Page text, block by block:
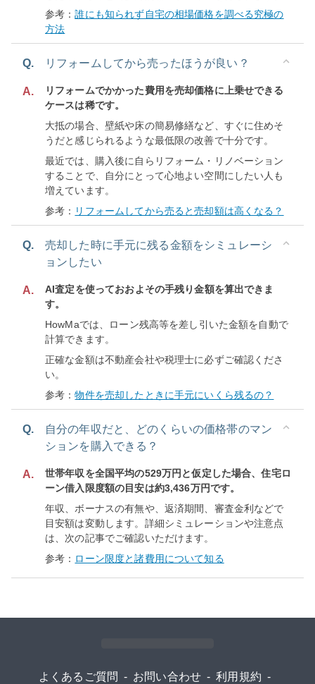
参考：誰にも知られず自宅の相場価格を調べる究極の
方法
Q. リフォームしてから売ったほうが良い？
A.
リフォームでかかった費用を売却価格に上乗せできる
ケースは稀です。
大抵の場合、壁紙や床の簡易修繕など、すぐに住めそ
うだと感じられるような最低限の改善で十分です。
最近では、購入後に自らリフォーム・リノベーション
することで、自分にとって心地よい空間にしたい人も
増えています。
参考： リフォームしてから売ると売却額は高くなる？
Q.
売却した時に手元に残る金額をシミュレーシ
ョンしたい
A.
AI査定を使っておおよその手残り金額を算出できま
す。
HowMaでは、ローン残高等を差し引いた金額を自動で
計算できます。
正確な金額は不動産会社や税理士に必ずご確認くださ
い。
参考：物件を売却したときに手元にいくら残るの？
Q.
自分の年収だと、どのくらいの価格帯のマン
ションを購入できる？
A.
世帯年収を全国平均の529万円と仮定した場合、住宅ロ
ーン借入限度額の目安は約3,436万円です。
年収、ボーナスの有無や、返済期間、審査金利などで
目安額は変動します。詳細シミュレーションや注意点
は、次の記事でご確認いただけます。
参考： ローン限度と諸費用について知る
よくあるご質問 - お問い合わせ - 利用規約 -